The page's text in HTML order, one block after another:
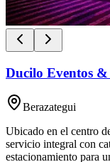
Ducilo Eventos
Berazategui
Ubicado en el centro
servicio integral con
estacionamiento para